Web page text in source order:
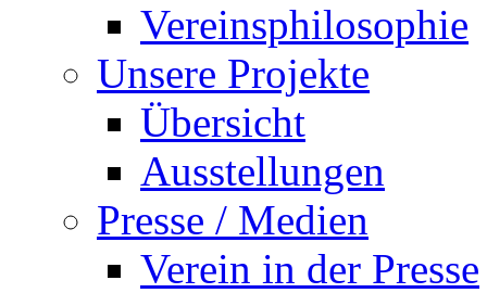
Vereinsphilosophie
Unsere Projekte
Übersicht
Ausstellungen
Presse / Medien
Verein in der Presse